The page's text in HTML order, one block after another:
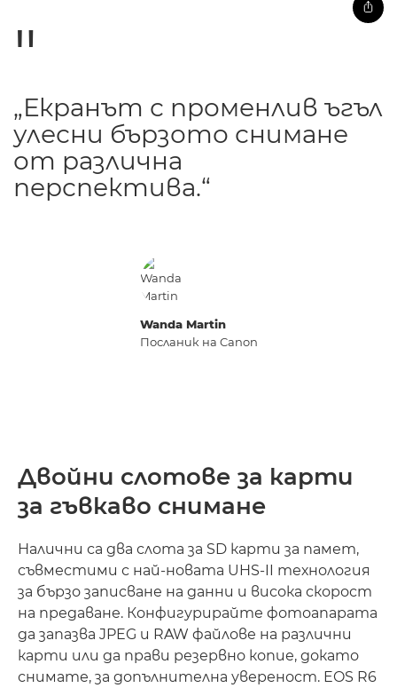
Wanda Martin
Посланик на Canon
„Екранът с променлив ъгъл
улесни бързото снимане
от различна
перспектива.“
Двойни слотове за карти
за гъвкаво снимане
Налични са два слота за SD карти за памет,
съвместими с най-новата UHS-II технология
за бързо записване на данни и висока скорост
на предаване. Конфигурирайте фотоапарата
да запазва JPEG и RAW файлове на различни
карти или да прави резервно копие, докато
снимате, за допълнителна увереност. EOS R6